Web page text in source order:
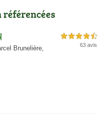
référencées
Brunelière,
4,5 étoiles sur 5
63 avis